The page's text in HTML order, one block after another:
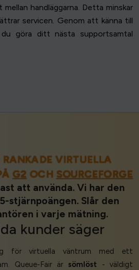
handläggarna. Detta minskar
servicen. Genom att känna till
göra ditt nästa supportsamtal
RANKADE VIRTUELLA
G2 OCH SOURCEFORGE
att använda. Vi har den
stjärnpoängen. Slår den
i varje mätning.
kunder säger
för virtuella väntrum med ett
Queue-Fair är sömlöst - väldigt